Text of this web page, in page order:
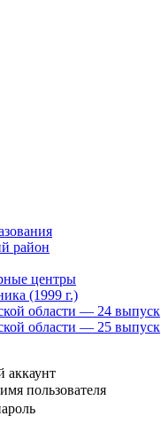
район
центры
(1999 г.)
области — 24 выпуск
области — 25 выпуск
аккаунт
пользователя